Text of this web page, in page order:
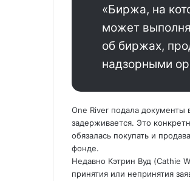
«Биржа, на
может
об биржах,
надзорными
One River подала документы
задерживается. Это
обязалась покупать и
фонде.
Недавно Кэтрин Вуд (Cathie
принятия или непринятия